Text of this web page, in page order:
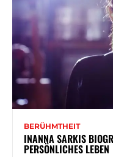
BERÜHMTHEIT
INANNA SARKIS
PERSÖNLICHES LEBEN